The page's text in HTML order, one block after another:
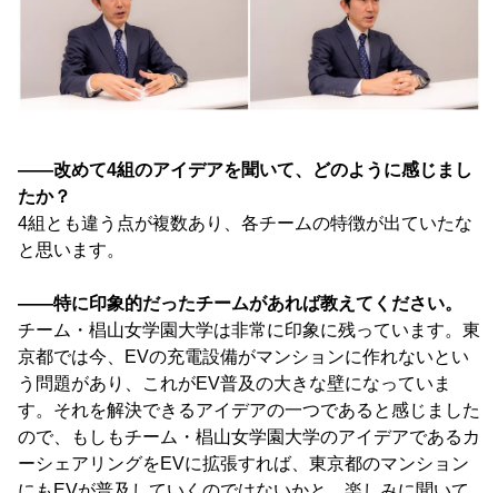
――改めて4組のアイデアを聞いて、どのように感じまし
たか？
4組とも違う点が複数あり、各チームの特徴が出ていたな
と思います。
――特に印象的だったチームがあれば教えてください。
チーム・椙山女学園大学は非常に印象に残っています。東
京都では今、EVの充電設備がマンションに作れないとい
う問題があり、これがEV普及の大きな壁になっていま
す。それを解決できるアイデアの一つであると感じました
ので、もしもチーム・椙山女学園大学のアイデアであるカ
ーシェアリングをEVに拡張すれば、東京都のマンション